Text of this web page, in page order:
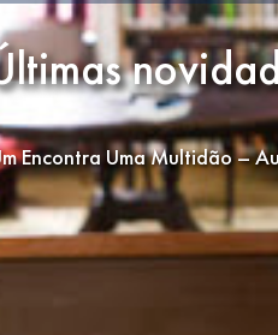
Encontra Uma Multidão –